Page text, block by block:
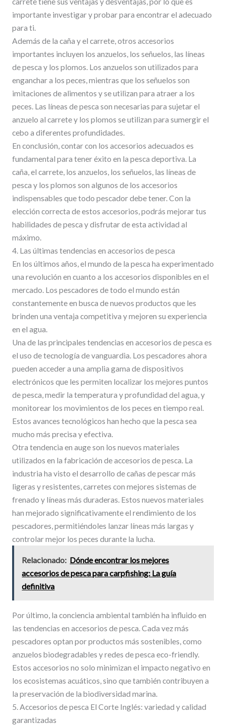
importante investigar y probar para encontrar el adecuado
para ti.
Además de la caña y el carrete, otros accesorios
importantes incluyen los anzuelos, los señuelos, las líneas
de pesca y los plomos. Los anzuelos son utilizados para
enganchar a los peces, mientras que los señuelos son
imitaciones de alimentos y se utilizan para atraer a los
peces. Las líneas de pesca son necesarias para sujetar el
anzuelo al carrete y los plomos se utilizan para sumergir el
cebo a diferentes profundidades.
En conclusión, contar con los accesorios adecuados es
fundamental para tener éxito en la pesca deportiva. La
caña, el carrete, los anzuelos, los señuelos, las líneas de
pesca y los plomos son algunos de los accesorios
indispensables que todo pescador debe tener. Con la
elección correcta de estos accesorios, podrás mejorar tus
habilidades de pesca y disfrutar de esta actividad al
máximo.
4. Las últimas tendencias en accesorios de pesca
En los últimos años, el mundo de la pesca ha experimentado
una revolución en cuanto a los accesorios disponibles en el
mercado. Los pescadores de todo el mundo están
constantemente en busca de nuevos productos que les
brinden una ventaja competitiva y mejoren su experiencia
en el agua.
Una de las principales tendencias en accesorios de pesca es
el uso de tecnología de vanguardia. Los pescadores ahora
pueden acceder a una amplia gama de dispositivos
electrónicos que les permiten localizar los mejores puntos
de pesca, medir la temperatura y profundidad del agua, y
monitorear los movimientos de los peces en tiempo real.
Estos avances tecnológicos han hecho que la pesca sea
mucho más precisa y efectiva.
Otra tendencia en auge son los nuevos materiales
utilizados en la fabricación de accesorios de pesca. La
industria ha visto el desarrollo de cañas de pescar más
ligeras y resistentes, carretes con mejores sistemas de
frenado y líneas más duraderas. Estos nuevos materiales
han mejorado significativamente el rendimiento de los
pescadores, permitiéndoles lanzar líneas más largas y
controlar mejor los peces durante la lucha.
Relacionado: Dónde encontrar los mejores
accesorios de pesca para carpfishing: La guía
definitiva
Por último, la conciencia ambiental también ha influido en
las tendencias en accesorios de pesca. Cada vez más
pescadores optan por productos más sostenibles, como
anzuelos biodegradables y redes de pesca eco-friendly.
Estos accesorios no solo minimizan el impacto negativo en
los ecosistemas acuáticos, sino que también contribuyen a
la preservación de la biodiversidad marina.
5. Accesorios de pesca El Corte Inglés: variedad y calidad
garantizadas